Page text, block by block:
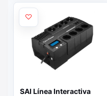
SAI Línea Interactiva